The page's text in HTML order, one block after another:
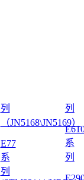
列
（JN5168\JN5169）
E77
系
列
列
系
列